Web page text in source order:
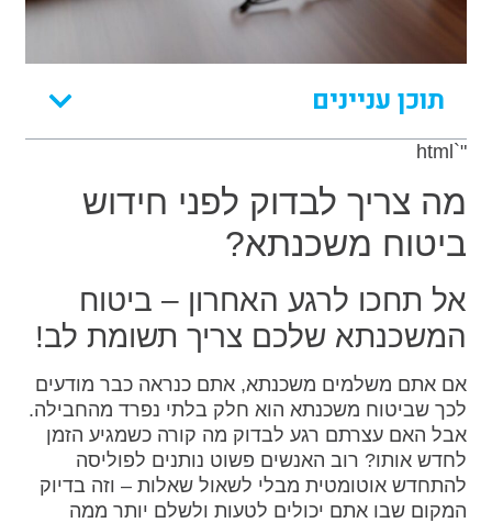
תוכן עניינים
"`html
מה צריך לבדוק לפני חידוש
ביטוח משכנתא?
אל תחכו לרגע האחרון – ביטוח
המשכנתא שלכם צריך תשומת לב!
אם אתם משלמים משכנתא, אתם כנראה כבר מודעים
לכך שביטוח משכנתא הוא חלק בלתי נפרד מהחבילה.
אבל האם עצרתם רגע לבדוק מה קורה כשמגיע הזמן
לחדש אותו? רוב האנשים פשוט נותנים לפוליסה
להתחדש אוטומטית מבלי לשאול שאלות – וזה בדיוק
המקום שבו אתם יכולים לטעות ולשלם יותר ממה